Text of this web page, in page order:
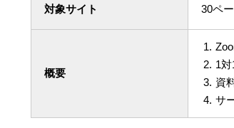
対象サイト 30ペ
概要
1
資
サ